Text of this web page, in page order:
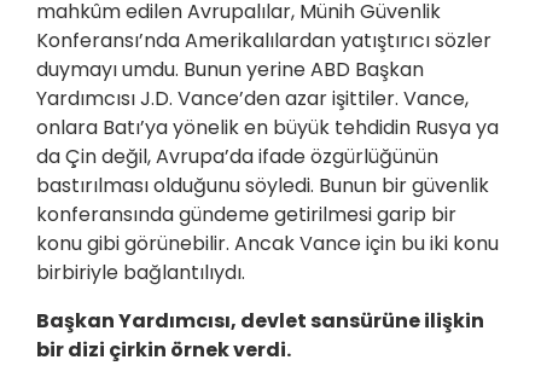
mahkûm edilen Avrupalılar, Münih Güvenlik
Konferansı’nda Amerikalılardan yatıştırıcı sözler
duymayı umdu. Bunun yerine ABD Başkan
Yardımcısı J.D. Vance’den azar işittiler. Vance,
onlara Batı’ya yönelik en büyük tehdidin Rusya ya
da Çin değil, Avrupa’da ifade özgürlüğünün
bastırılması olduğunu söyledi. Bunun bir güvenlik
konferansında gündeme getirilmesi garip bir
konu gibi görünebilir. Ancak Vance için bu iki konu
birbiriyle bağlantılıydı.
Başkan Yardımcısı, devlet sansürüne ilişkin
bir dizi çirkin örnek verdi.